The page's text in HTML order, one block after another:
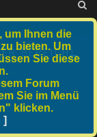
u
BEREICH)
um Ihnen die
bieten. Um
Sie diese
Forum
Sie im Menü
klicken.
]